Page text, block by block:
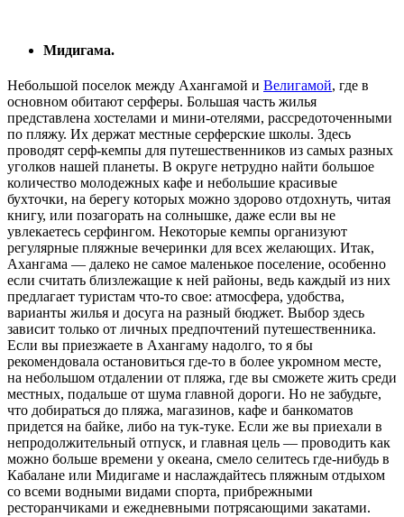
Мидигама.
Небольшой поселок между Ахангамой и Велигамой, где в
основном обитают серферы. Большая часть жилья
представлена хостелами и мини-отелями, рассредоточенными
по пляжу. Их держат местные серферские школы. Здесь
проводят серф-кемпы для путешественников из самых разных
уголков нашей планеты. В округе нетрудно найти большое
количество молодежных кафе и небольшие красивые
бухточки, на берегу которых можно здорово отдохнуть, читая
книгу, или позагорать на солнышке, даже если вы не
увлекаетесь серфингом. Некоторые кемпы организуют
регулярные пляжные вечеринки для всех желающих. Итак,
Ахангама — далеко не самое маленькое поселение, особенно
если считать близлежащие к ней районы, ведь каждый из них
предлагает туристам что-то свое: атмосфера, удобства,
варианты жилья и досуга на разный бюджет. Выбор здесь
зависит только от личных предпочтений путешественника.
Если вы приезжаете в Ахангаму надолго, то я бы
рекомендовала остановиться где-то в более укромном месте,
на небольшом отдалении от пляжа, где вы сможете жить среди
местных, подальше от шума главной дороги. Но не забудьте,
что добираться до пляжа, магазинов, кафе и банкоматов
придется на байке, либо на тук-туке. Если же вы приехали в
непродолжительный отпуск, и главная цель — проводить как
можно больше времени у океана, смело селитесь где-нибудь в
Кабалане или Мидигаме и наслаждайтесь пляжным отдыхом
со всеми водными видами спорта, прибрежными
ресторанчиками и ежедневными потрясающими закатами.